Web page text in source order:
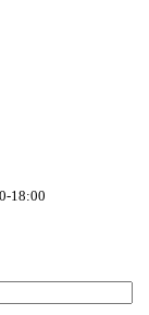
18:00